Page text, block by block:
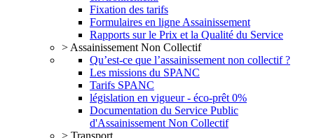
Fixation des tarifs
Formulaires en ligne Assainissement
Rapports sur le Prix et la Qualité du Service
> Assainissement Non Collectif
Qu’est-ce que l’assainissement non collectif ?
Les missions du SPANC
Tarifs SPANC
législation en vigueur - éco-prêt 0%
Documentation du Service Public
d'Assainissement Non Collectif
> Transport